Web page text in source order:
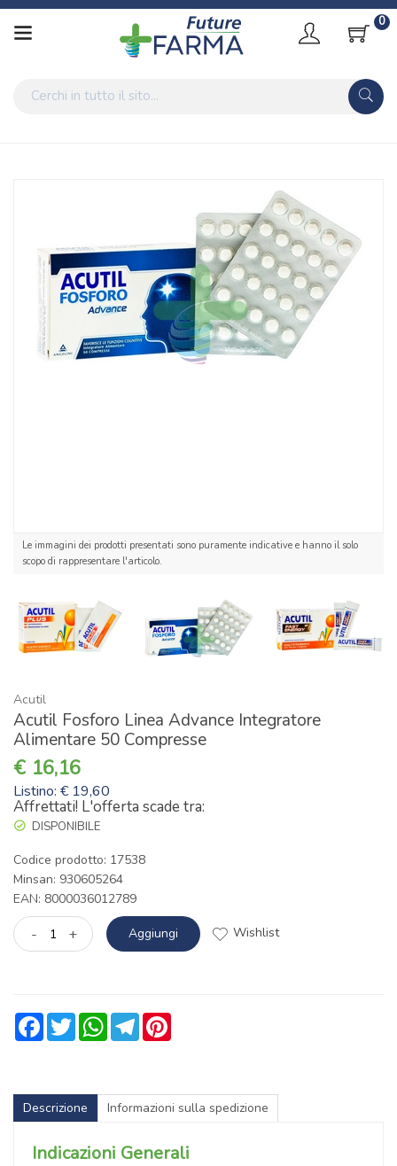
0
Acutil Fosforo Linea Advance Integratore Alimentare 50
Le immagini dei prodotti presentati sono puramente indicative e hanno il solo
scopo di rappresentare l'articolo.
Acutil
Acutil Fosforo Linea Advance Integratore
Alimentare 50 Compresse
16,16
Listino: € 19,60
Affrettati! L'offerta scade tra:
DISPONIBILE
Codice prodotto: 17538
Minsan: 930605264
EAN: 8000036012789
- + Aggiungi Wishlist
FacebookTwitter WhatsApp
Telegram
Descrizione Informazioni sulla spedizione
Indicazioni Generali